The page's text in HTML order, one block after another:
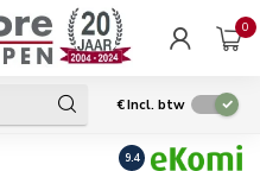
0
€Incl. btw
Uitsluitend goede
en de vakman!
9.4